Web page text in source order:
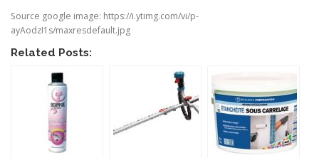
Source google image: https://i.ytimg.com/vi/p-
ayAodzI1s/maxresdefault.jpg
Related Posts: